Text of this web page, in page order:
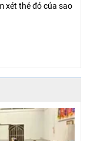
xét thẻ đỏ của sao